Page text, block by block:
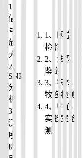
1
信
号
放
大
2
SNP
分
析
3
测
序
应
1、
医学
检验
2、 法医
鉴定
3、 农林
牧渔检测
4、 中心
实验室检
测